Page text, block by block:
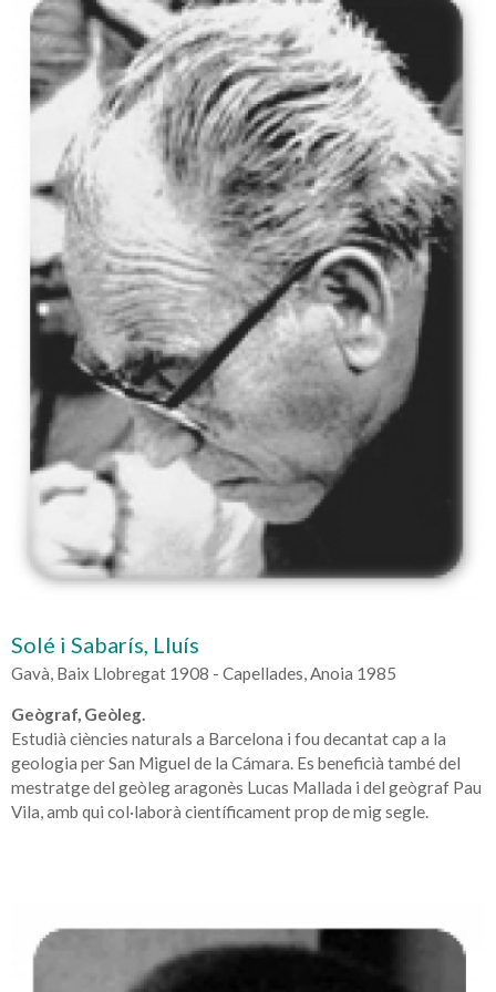
Solé i Sabarís, Lluís
Gavà, Baix Llobregat 1908 - Capellades, Anoia 1985
Geògraf, Geòleg.
Estudià ciències naturals a Barcelona i fou decantat cap a la
geologia per San Miguel de la Cámara. Es beneficià també del
mestratge del geòleg aragonès Lucas Mallada i del geògraf Pau
Vila, amb qui col·laborà científicament prop de mig segle.